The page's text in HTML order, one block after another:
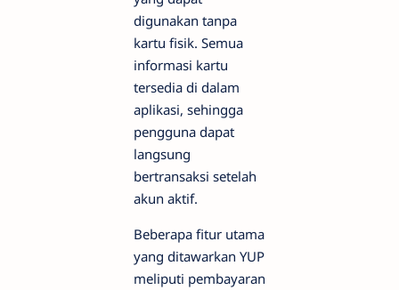
digunakan tanpa
kartu fisik. Semua
informasi kartu
tersedia di dalam
aplikasi, sehingga
pengguna dapat
langsung
bertransaksi setelah
akun aktif.
Beberapa fitur utama
yang ditawarkan YUP
meliputi pembayaran